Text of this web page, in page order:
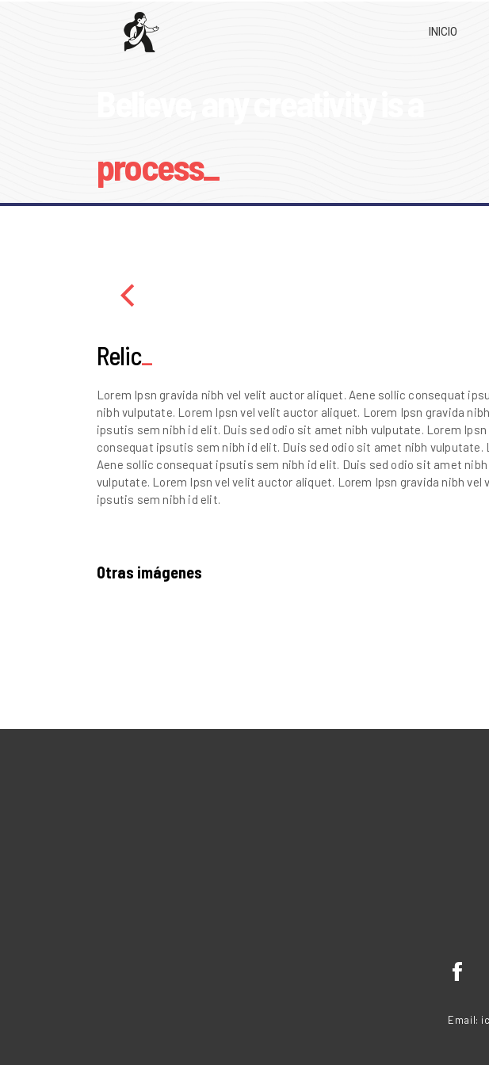
INICIO
process_
Relic
Lorem Ipsn gravida nibh vel velit auctor aliquet. Aene sollic consequat
nibh vulputate. Lorem Ipsn vel velit auctor aliquet. Lorem Ipsn gravida
ipsutis sem nibh id elit. Duis sed odio sit amet nibh vulputate. Lorem
consequat ipsutis sem nibh id elit. Duis sed odio sit amet nibh vulputate.
Aene sollic consequat ipsutis sem nibh id elit. Duis sed odio sit amet
vulputate. Lorem Ipsn vel velit auctor aliquet. Lorem Ipsn gravida nibh
ipsutis sem nibh id elit.
Otras imágenes
Email: